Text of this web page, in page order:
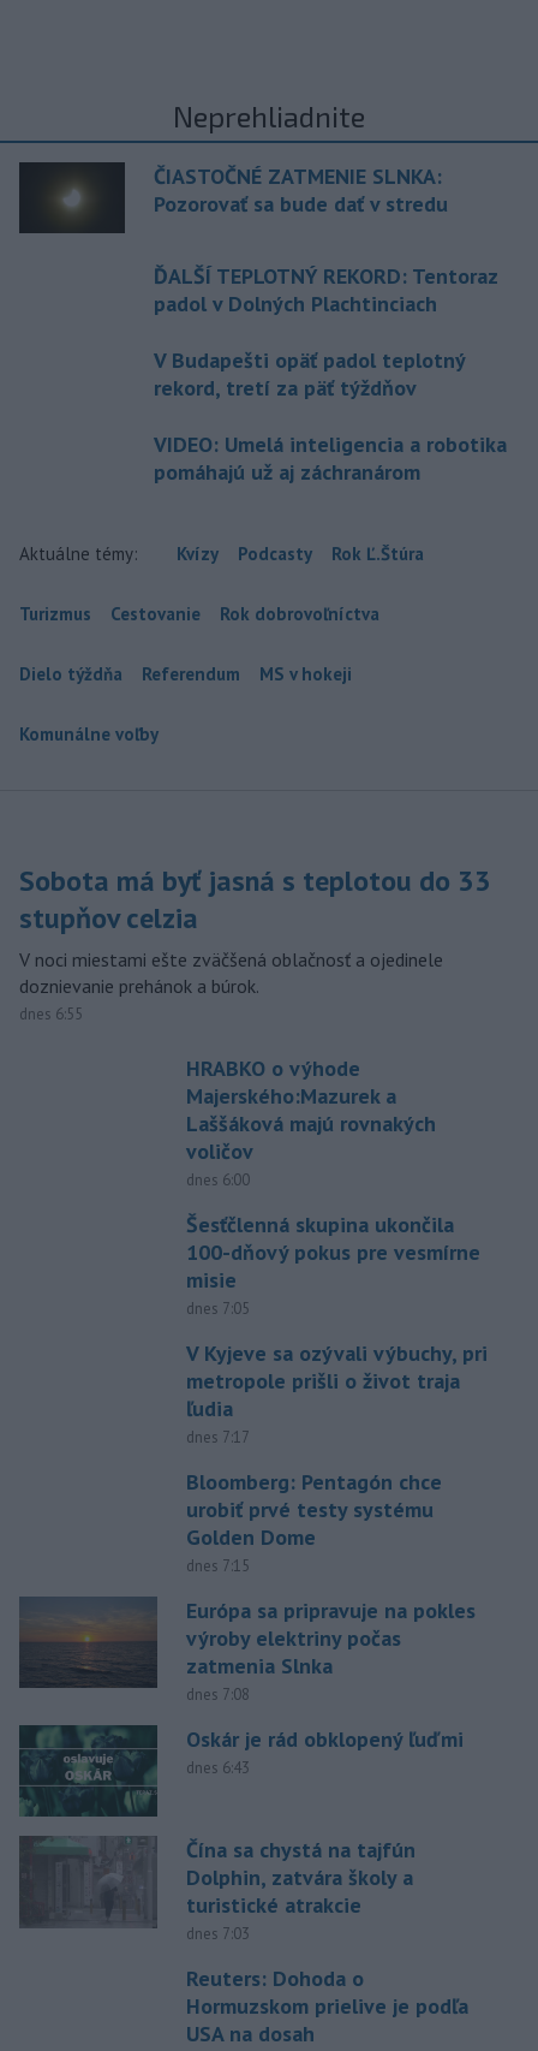
Neprehliadnite
ČIASTOČNÉ ZATMENIE SLNKA:
Pozorovať sa bude dať v stredu
ĎALŠÍ TEPLOTNÝ REKORD: Tentoraz
padol v Dolných Plachtinciach
V Budapešti opäť padol teplotný
rekord, tretí za päť týždňov
VIDEO: Umelá inteligencia a robotika
pomáhajú už aj záchranárom
Aktuálne témy: Kvízy Podcasty Rok Ľ.Štúra
Turizmus Cestovanie Rok dobrovoľníctva
Dielo týždňa Referendum MS v hokeji
Komunálne voľby
Sobota má byť jasná s teplotou do 33
stupňov celzia
V noci miestami ešte zväčšená oblačnosť a ojedinele
doznievanie prehánok a búrok.
dnes 6:55
HRABKO o výhode
Majerského:Mazurek a
Laššáková majú rovnakých
voličov
dnes 6:00
Šesťčlenná skupina ukončila
100-dňový pokus pre vesmírne
misie
dnes 7:05
V Kyjeve sa ozývali výbuchy, pri
metropole prišli o život traja
ľudia
dnes 7:17
Bloomberg: Pentagón chce
urobiť prvé testy systému
Golden Dome
dnes 7:15
Európa sa pripravuje na pokles
výroby elektriny počas
zatmenia Slnka
dnes 7:08
Oskár je rád obklopený ľuďmi
dnes 6:43
Čína sa chystá na tajfún
Dolphin, zatvára školy a
turistické atrakcie
dnes 7:03
Reuters: Dohoda o
Hormuzskom prielive je podľa
USA na dosah